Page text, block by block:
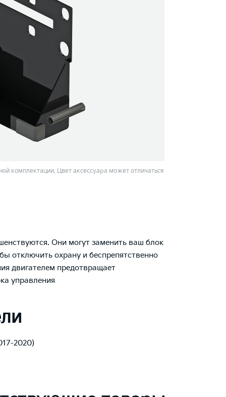
комплектации. Цвет аксессуара может отличаться
Они могут заменить ваш блок
отключить охрану и беспрепятственно
двигателем предотвращает
управления
2020)